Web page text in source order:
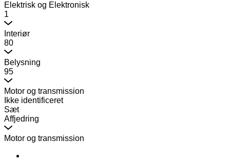
Elektrisk og Elektronisk
1
Interiør
80
Belysning
95
Motor og transmission
Ikke identificeret
Sæt
Affjedring
Motor og transmission